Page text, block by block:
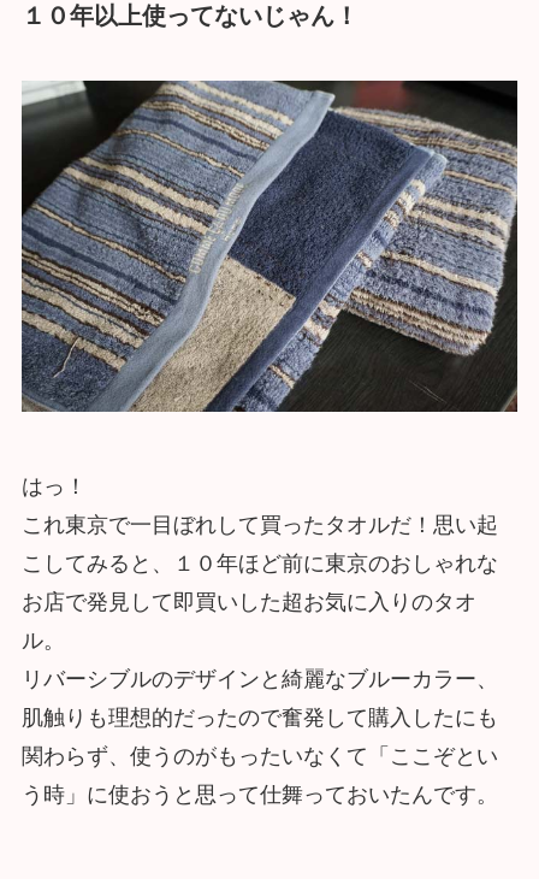
１０年以上使ってないじゃん！
はっ！
これ東京で一目ぼれして買ったタオルだ！思い起
こしてみると、１０年ほど前に東京のおしゃれな
お店で発見して即買いした超お気に入りのタオ
ル。
リバーシブルのデザインと綺麗なブルーカラー、
肌触りも理想的だったので奮発して購入したにも
関わらず、使うのがもったいなくて「ここぞとい
う時」に使おうと思って仕舞っておいたんです。